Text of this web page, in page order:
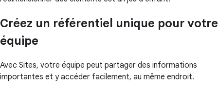
Créez un référentiel unique pour votre
équipe
Avec Sites, votre équipe peut partager des informations
importantes et y accéder facilement, au même endroit.